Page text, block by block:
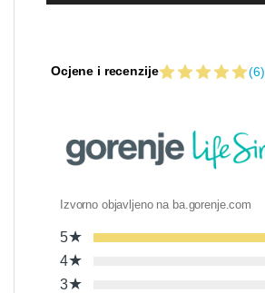
Ocjene i recenzije (6)
Izvorno objavljeno na ba.gorenje.com
5★
4★
3★